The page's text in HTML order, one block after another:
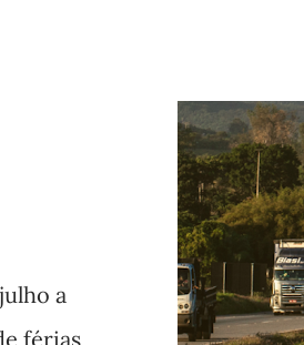
leis
de
a
férias